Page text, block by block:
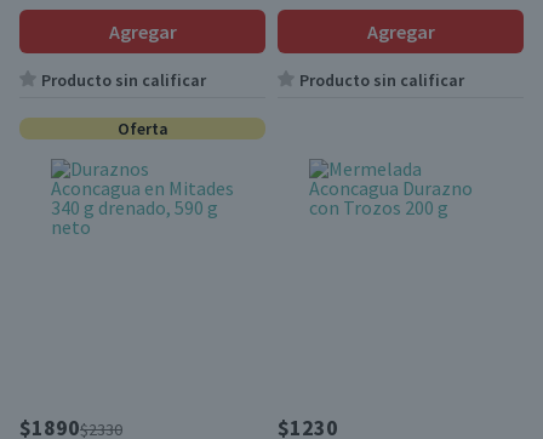
Agregar
Producto sin calificar
Agregar
Producto sin calificar
Oferta
$1890$2330 $1230